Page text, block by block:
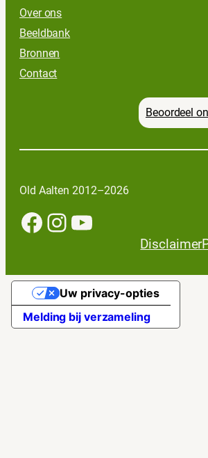
Over ons
Beeldbank
Bronnen
Contact
Beoordeel
Old Aalten 2012–2026
Facebook InstagramYouTube
Disclaimer
Melding bij verzameling
Uw privacy-opties